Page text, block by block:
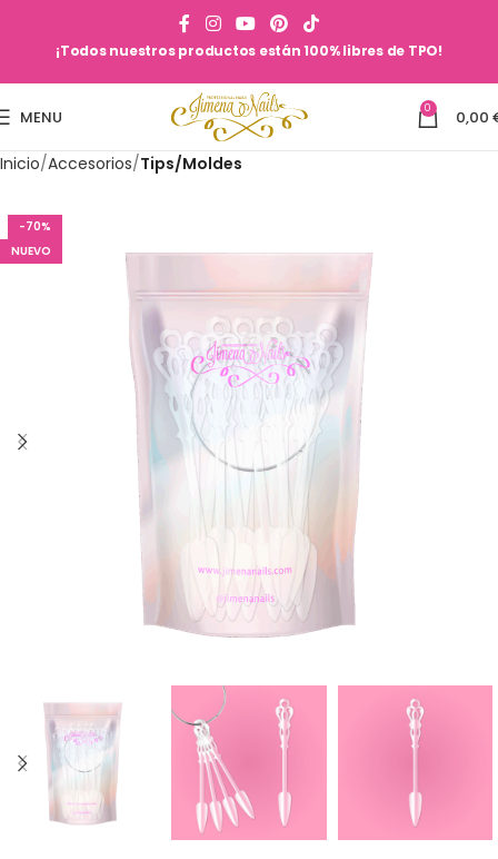
¡Todos nuestros productos están 100% libres de TPO!
MENU 0 0,00
Inicio Accesorios Tips/Moldes
-70%
NUEVO